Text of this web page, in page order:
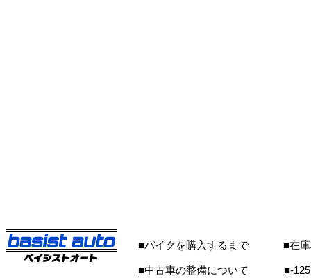
■バイクを購入するまで ■在
■中古車の整備について
■-